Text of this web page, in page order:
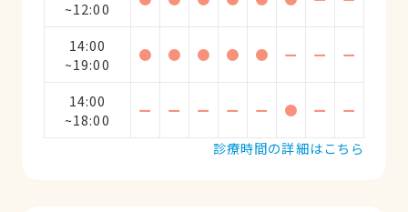
~12:00
14:00
~19:00
● ● ● ● ● ー ー ー
14:00
~18:00
ー ー ー ー ー ● ー
ー
診療時間の詳細はこちら